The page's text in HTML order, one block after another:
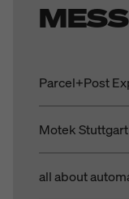
Parcel+Post
Motek Stuttgart
all about